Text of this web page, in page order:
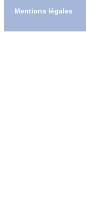
Mentions légales